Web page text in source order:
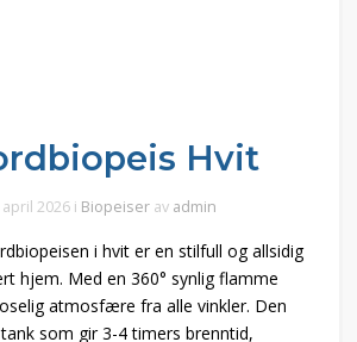
Hvit
2026 i Biopeiser av admin
i hvit er en stilfull og allsidig
hjem. Med en 360° synlig flamme
atmosfære fra alle vinkler. Den
som gir 3-4 timers brenntid,